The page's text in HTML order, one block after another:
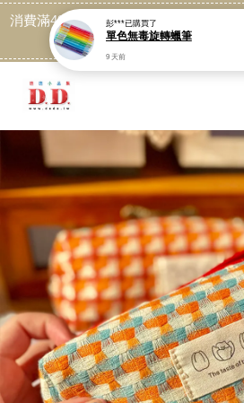
消費滿499免運喔, 記得加
點我
您的購物車目前
繼續購物
彭***已購買了
單色無毒旋轉蠟筆
9 天前